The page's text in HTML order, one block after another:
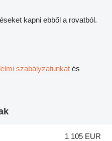
kapni ebből a rovatból.
szabályzatunkat és
1 105 EUR